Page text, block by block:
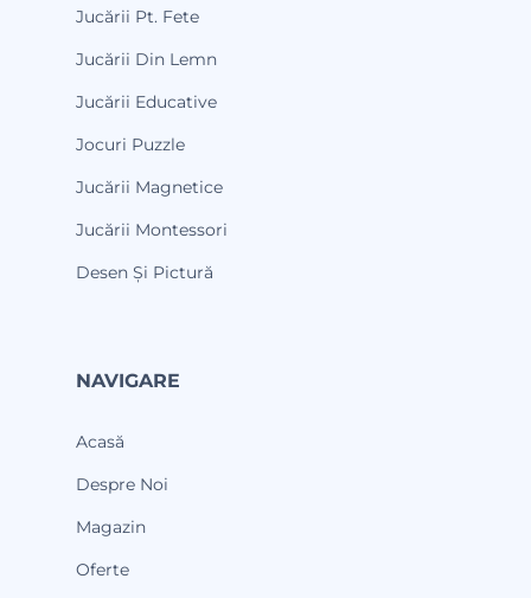
Jucării Pt. Fete
Jucării Din Lemn
Jucării Educative
Jocuri Puzzle
Jucării Magnetice
Jucării Montessori
Desen Și Pictură
NAVIGARE
Acasă
Despre Noi
Magazin
Oferte